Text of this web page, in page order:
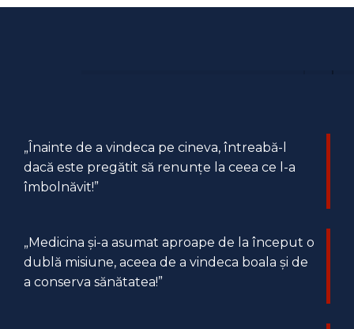
„Înainte de a vindeca pe cineva, întreabă-l
dacă este pregătit să renunțe la ceea ce l-a
îmbolnăvit!”
„Medicina și-a asumat aproape de la început o
dublă misiune, aceea de a vindeca boala și de
a conserva sănătatea!”